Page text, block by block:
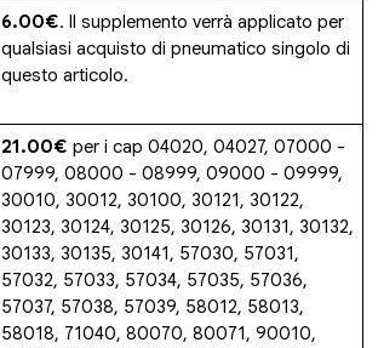
6.00€. Il supplemento verrà applicato per
qualsiasi acquisto di pneumatico singolo di
questo articolo.
21.00€ per i cap 04020, 04027, 07000 -
07999, 08000 - 08999, 09000 - 09999,
30010, 30012, 30100, 30121, 30122,
30123, 30124, 30125, 30126, 30131, 30132,
30133, 30135, 30141, 57030, 57031,
57032, 57033, 57034, 57035, 57036,
57037, 57038, 57039, 58012, 58013,
58018, 71040, 80070, 80071, 90010,